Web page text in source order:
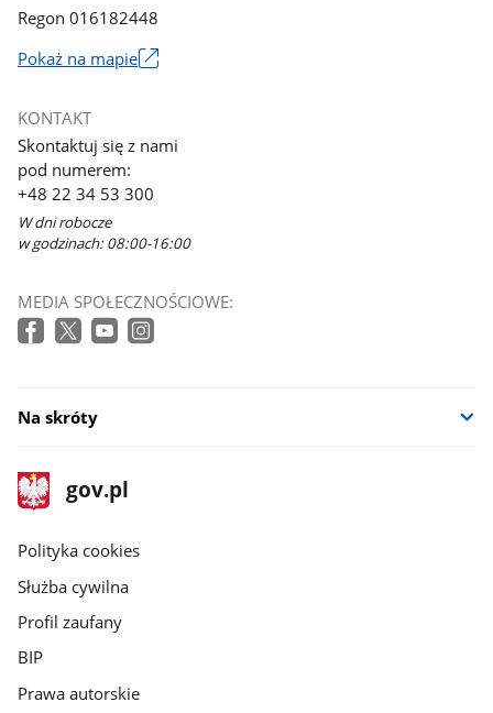
Regon 016182448
Pokaż na mapie
się
w
nowym
oknie
KONTAKT
Skontaktuj się z nami
pod numerem:
+48 22 34 53 300
W dni robocze
w godzinach: 08:00-16:00
MEDIA SPOŁECZNOŚCIOWE:
Na skróty
stopka
gov.pl
Strona
gov.pl
gov.pl
Polityka cookies
Służba cywilna
Profil zaufany
BIP
Prawa autorskie